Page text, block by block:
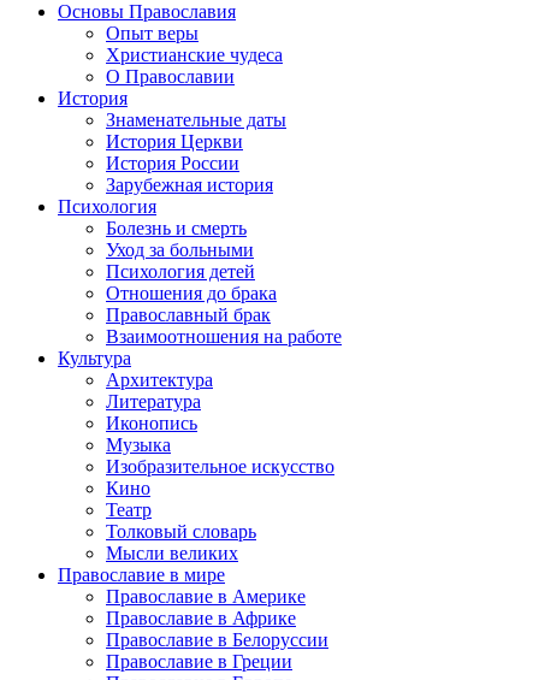
Основы Православия
Опыт веры
Христианские чудеса
О Православии
История
Знаменательные даты
История Церкви
История России
Зарубежная история
Психология
Болезнь и смерть
Уход за больными
Психология детей
Отношения до брака
Православный брак
Взаимоотношения на работе
Культура
Архитектура
Литература
Иконопись
Музыка
Изобразительное искусство
Кино
Театр
Толковый словарь
Мысли великих
Православие в мире
Православие в Америке
Православие в Африке
Православие в Белоруссии
Православие в Греции